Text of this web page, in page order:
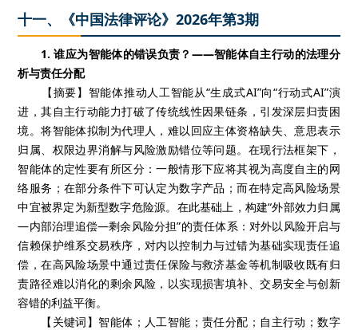
十一、《中国法律评论》2026年第3期
1. 谁应为智能体的错误负责？——智能体自主行动的法理分
析与责任分配
【摘要】智能体推动人工智能从“生成式AI”向“行动式AI”演
进，其自主行动能力打破了传统线性因果链条，引发深层归责困
境。将智能体拟制为代理人，难以回应主体资格缺失、意思表示
归属、权限边界消解与风险激励错位等问题。在现行法框架下，
智能体的定性要有所区分：一般情形下应将其视为高度自主的网
络服务；在部分条件下可认定为数字产品；而在特定高风险场景
中宜被界定为新型数字危险源。在此基础上，构建“外部效力归属
—内部治理追偿—剩余风险分担”的责任体系：对外以风险开启与
信赖保护维系交易秩序，对内以控制力与过错为基础实现责任追
偿，在高风险场景中通过责任保险与救济基金等机制吸收既有归
责路径难以消化的剩余风险，以实现损害填补、交易安全与创新
容错的利益平衡。
【关键词】智能体；人工智能；责任分配；自主行动；数字